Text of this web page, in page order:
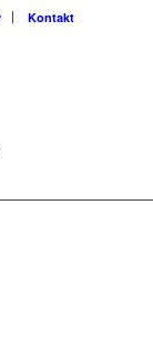
Kontakt